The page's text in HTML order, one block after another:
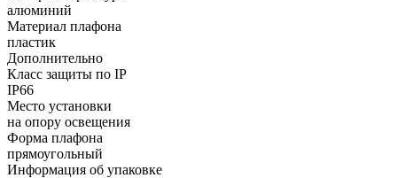
алюминий
Материал плафона
пластик
Дополнительно
Класс защиты по IP
IP66
Место установки
на опору освещения
Форма плафона
прямоугольный
Информация об упаковке